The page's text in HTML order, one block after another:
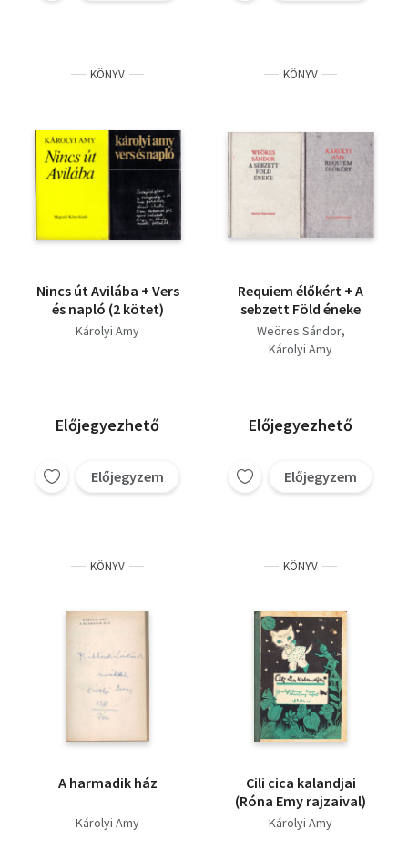
KÖNYV
Nincs út Avilába + Vers
és napló (2 kötet)
Károlyi Amy
Előjegyezhető
Előjegyzem
KÖNYV
Requiem élőkért + A
sebzett Föld éneke
Weöres Sándor
Károlyi Amy
Előjegyezhető
Előjegyzem
KÖNYV
A harmadik ház
Károlyi Amy
KÖNYV
Cili cica kalandjai
(Róna Emy rajzaival)
Károlyi Amy